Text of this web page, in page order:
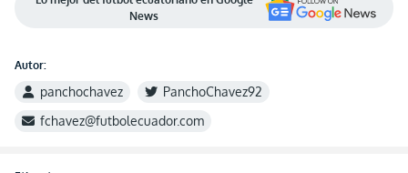
News
Autor:
panchochavez
PanchoChavez92
fchavez@futbolecuador.com